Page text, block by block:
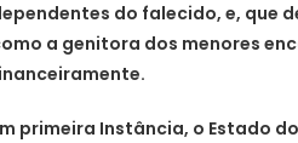
do falecido, e, que
a genitora dos menores
primeira Instância, o Estado